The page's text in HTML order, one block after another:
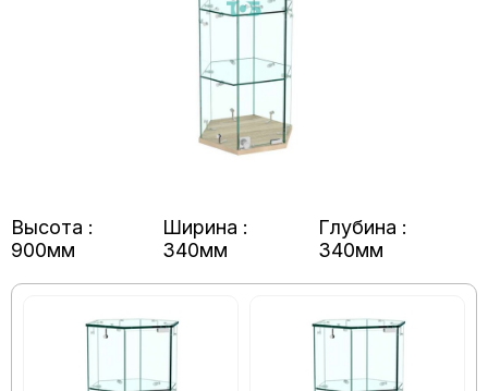
Высота :
900мм
Ширина :
340мм
Глубина :
340мм